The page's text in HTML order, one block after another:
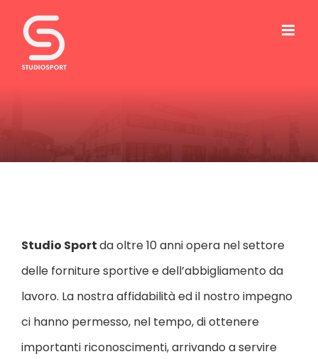
contenuto
Studio Sportda oltre 10 anni opera nel settore
delle forniture sportive e dell’abbigliamento da
lavoro. La nostra affidabilità ed il nostro impegno
ci hanno permesso, nel tempo, di ottenere
importanti riconoscimenti, arrivando a servire